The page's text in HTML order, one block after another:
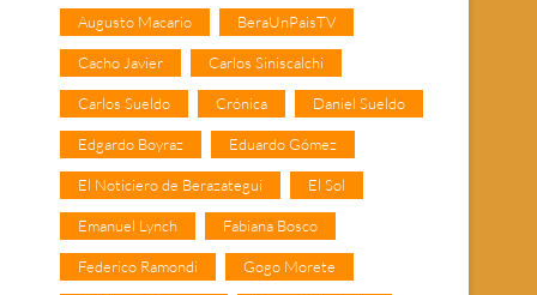
Augusto Macario BeraUnPaisTV
Cacho Javier Carlos Siniscalchi
Carlos Sueldo Crónica Daniel Sueldo
Edgardo Boyraz Eduardo Gómez
El Noticiero de Berazategui El Sol
Emanuel Lynch Fabiana Bosco
Federico Ramondi Gogo Morete